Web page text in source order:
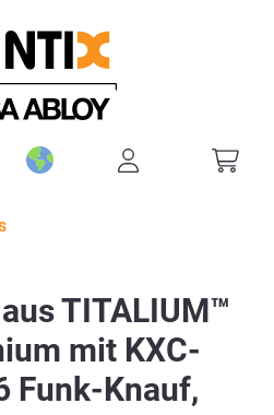
TITALIUM™
mit KXC-
Funk-Knauf,